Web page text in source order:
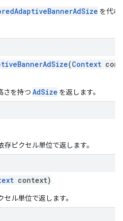
を代わ
(Context cont
さを持つ AdSize を返します。
存ピクセル単位で返します。
context)
セル単位で返します。